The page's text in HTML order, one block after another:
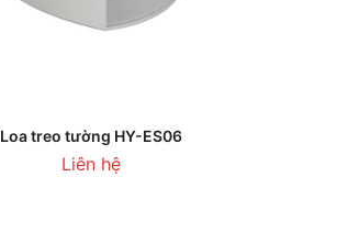
Loa treo tường HY-ES06
Liên hệ